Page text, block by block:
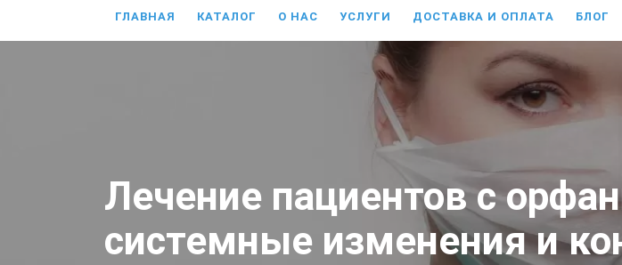
ГЛАВНАЯ КАТАЛОГ О НАС УСЛУГИ ДОСТАВКА И ОПЛАТА БЛОГ
Лечение пациентов с
системные изменения и